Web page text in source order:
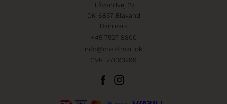
Blåvandvej 22
DK-6857 Blåvand
Danmark
+45 7527 8800
info@coastmail.dk
CVR: 27093299